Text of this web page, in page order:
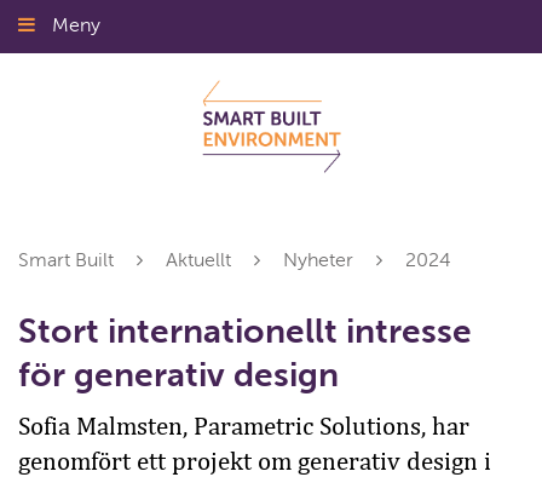
Gå
till
Meny
Smart Built Aktuellt Nyheter 2024
Stort internationellt intresse
för generativ design
Sofia Malmsten, Parametric Solutions, har
genomfört ett projekt om generativ design i